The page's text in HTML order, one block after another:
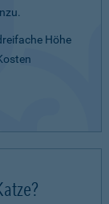
Höhe